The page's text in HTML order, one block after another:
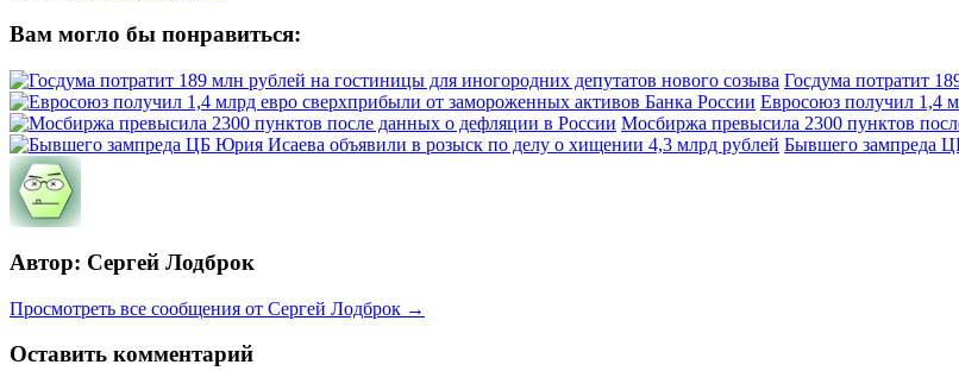
Вам могло бы понравиться:
Госдума потратит
Евросоюз получил 1,4
Мосбиржа превысила 2300 пунктов
Бывшего зампреда
Автор: Сергей Лодброк
Просмотреть все сообщения от Сергей Лодброк →
Оставить комментарий